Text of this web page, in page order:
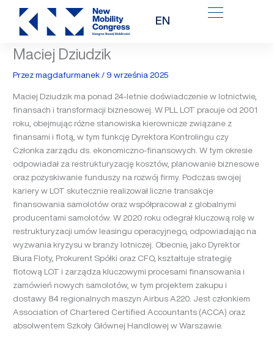
Przejdź
treści
EN
Maciej Dziudzik
Przezmagdafurmanek/9 września 2025
Maciej Dziudzik ma ponad 24-letnie doświadczenie w lotnictwie,
finansach i transformacji biznesowej. W PLL LOT pracuje od 2001
roku, obejmując różne stanowiska kierownicze związane z
finansami i flotą, w tym funkcję Dyrektora Kontrolingu czy
Członka zarządu ds. ekonomiczno-finansowych. W tym okresie
odpowiadał za restrukturyzację kosztów, planowanie biznesowe
oraz pozyskiwanie funduszy na rozwój firmy. Podczas swojej
kariery w LOT skutecznie realizował liczne transakcje
finansowania samolotów oraz współpracował z globalnymi
producentami samolotów. W 2020 roku odegrał kluczową rolę w
restrukturyzacji umów leasingu operacyjnego, odpowiadając na
wyzwania kryzysu w branży lotniczej. Obecnie, jako Dyrektor
Biura Floty, Prokurent Spółki oraz CFO, kształtuje strategię
flotową LOT i zarządza kluczowymi procesami finansowania i
zamówień nowych samolotów, w tym projektem zakupu i
dostawy 84 regionalnych maszyn Airbus A220. Jest członkiem
Association of Chartered Certified Accountants (ACCA) oraz
absolwentem Szkoły Głównej Handlowej w Warszawie.